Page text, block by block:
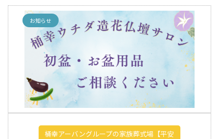
お知らせ
桶幸アーバングループの家族葬式場【平安